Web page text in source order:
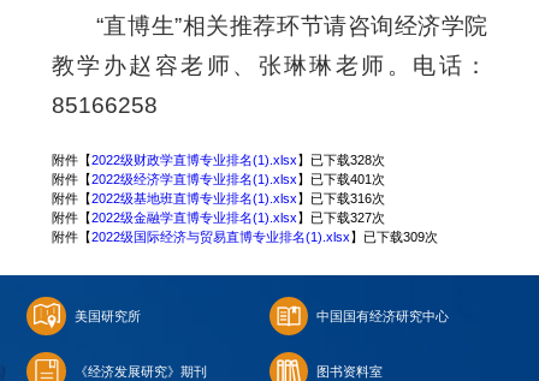
“直博生”相关推荐环节请咨询经济学院
教学办赵容老师、张琳琳老师。电话：
85166258
附件【2022级财政学直博专业排名(1).xlsx】已下载328次
附件【2022级经济学直博专业排名(1).xlsx】已下载401次
附件【2022级基地班直博专业排名(1).xlsx】已下载316次
附件【2022级金融学直博专业排名(1).xlsx】已下载327次
附件【2022级国际经济与贸易直博专业排名(1).xlsx】已下载309次
美国研究所 中国国有经济研究中心
《经济发展研究》期刊 图书资料室